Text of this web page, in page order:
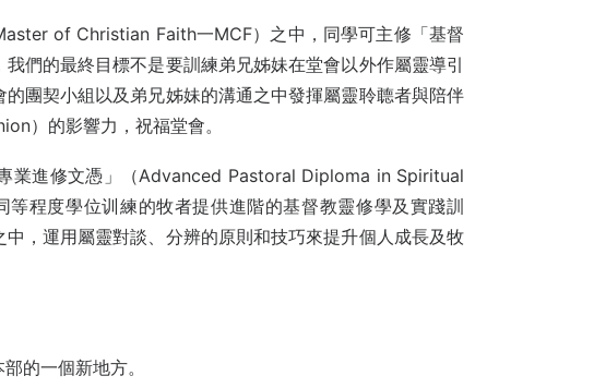
of Christian Faith一MCF）之中，同學可主修「基督
們的最終目標不是要訓練弟兄姊妹在堂會以外作屬靈導引
團契小組以及弟兄姊妹的溝通之中發揮屬靈聆聼者與陪伴
）的影響力，祝福堂會。
業進修文憑」（Advanced Pastoral Diploma in Spiritual
程度學位训練的牧者提供進階的基督教靈修學及實踐訓
，運用屬靈對談、分辨的原則和技巧來提升個人成長及牧
的一個新地方。